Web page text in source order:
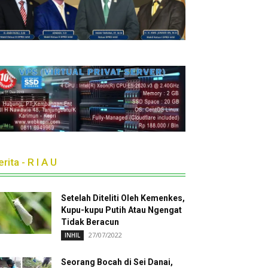
- R I A U
Setelah Diteliti Oleh Kemenkes,
Kupu-kupu Putih Atau Ngengat
Tidak Beracun
INHIL 27/07/2022
Seorang Bocah di Sei Danai,